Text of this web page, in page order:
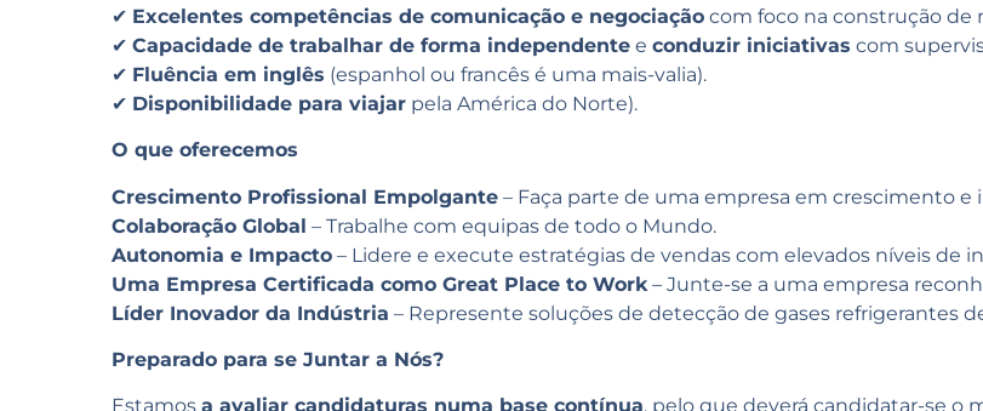
✔ Excelentes competências de comunicação e negociação com foco na construção de
✔ Capacidade de trabalhar de forma independente e conduzir iniciativas com
✔ Fluência em inglês (espanhol ou francês é uma mais-valia).
✔ Disponibilidade para viajar pela América do Norte).
O que oferecemos
Crescimento Profissional Empolgante – Faça parte de uma empresa em crescimento
Colaboração Global – Trabalhe com equipas de todo o Mundo.
Autonomia e Impacto – Lidere e execute estratégias de vendas com elevados níveis de
Uma Empresa Certificada como Great Place to Work – Junte-se a uma empresa
Líder Inovador da Indústria – Represente soluções de detecção de gases refrigerantes
Preparado para se Juntar a Nós?
Estamos a avaliar candidaturas numa base contínua, pelo que deverá candidatar-se o